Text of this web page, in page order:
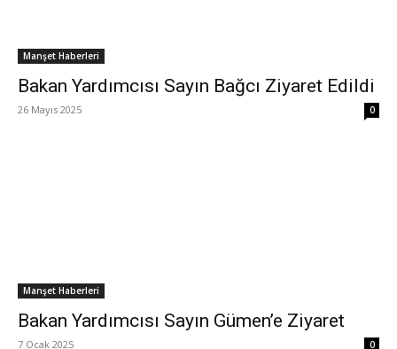
Manşet Haberleri
Bakan Yardımcısı Sayın Bağcı Ziyaret Edildi
26 Mayıs 2025 0
Manşet Haberleri
Bakan Yardımcısı Sayın Gümen’e Ziyaret
7 Ocak 2025 0